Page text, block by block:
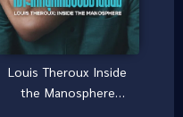
Louis Theroux Inside
the Manosphere